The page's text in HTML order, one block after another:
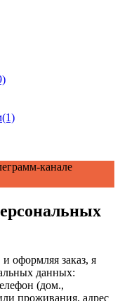
(1)
канале
оформляя заказ, я
данных:
(дом.,
проживания, адрес